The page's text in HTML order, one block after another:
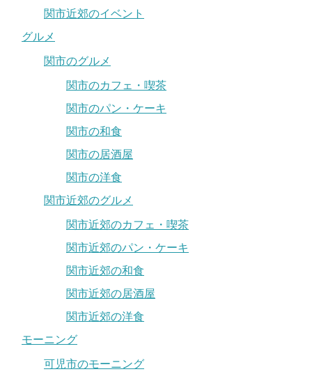
関市近郊のイベント
グルメ
関市のグルメ
関市のカフェ・喫茶
関市のパン・ケーキ
関市の和食
関市の居酒屋
関市の洋食
関市近郊のグルメ
関市近郊のカフェ・喫茶
関市近郊のパン・ケーキ
関市近郊の和食
関市近郊の居酒屋
関市近郊の洋食
モーニング
可児市のモーニング